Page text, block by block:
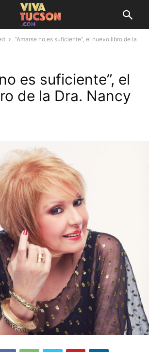
“Amarse no es suficiente”, el nuevo libro de la
es suficiente”, el
de la Dra. Nancy